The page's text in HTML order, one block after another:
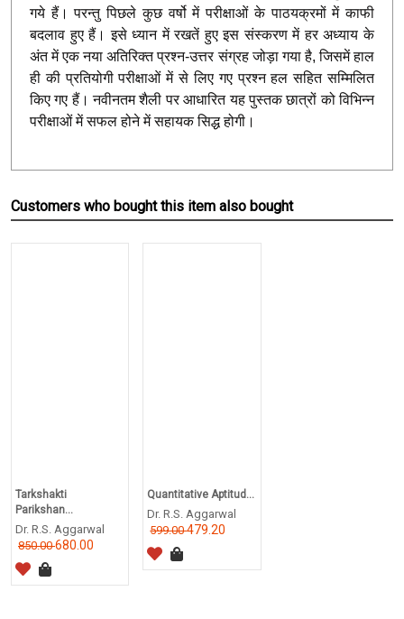
गये हैं। परन्तु पिछले कुछ वर्षो में परीक्षाओं के पाठयक्रमों में काफी
बदलाव हुए हैं। इसे ध्यान में रखतें हुए इस संस्करण में हर अध्याय के
अंत में एक नया अतिरिक्त प्रश्न-उत्तर संग्रह जोड़ा गया है, जिसमें हाल
ही की प्रतियोगी परीक्षाओं में से लिए गए प्रश्न हल सहित सम्मिलित
किए गए हैं। नवीनतम शैली पर आधारित यह पुस्तक छात्रों को विभिन्न
परीक्षाओं में सफल होने में सहायक सिद्ध होगी।
Customers who bought this item also bought
Tarkshakti
Parikshan...
Dr. R.S. Aggarwal
850.00680.00
Quantitative Aptitud...
Dr. R.S. Aggarwal
599.00479.20